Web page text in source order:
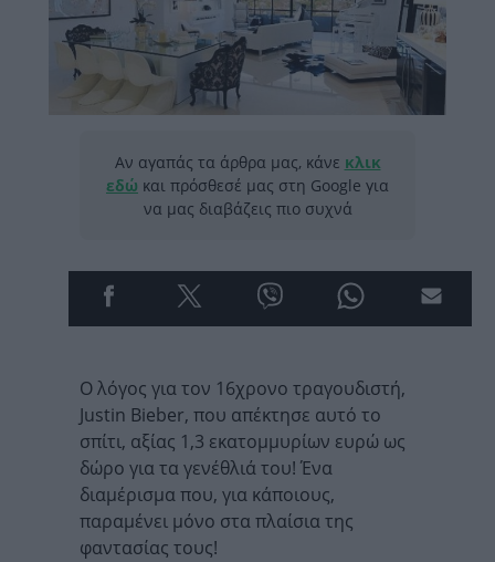
Αν αγαπάς τα άρθρα μας, κάνε κλικ
εδώ και πρόσθεσέ μας στη Google για
να μας διαβάζεις πιο συχνά
Ο λόγος για τον 16χρονο τραγουδιστή,
Justin Bieber, που απέκτησε αυτό το
σπίτι, αξίας 1,3 εκατομμυρίων ευρώ ως
δώρο για τα γενέθλιά του! Ένα
διαμέρισμα που, για κάποιους,
παραμένει μόνο στα πλαίσια της
φαντασίας τους!